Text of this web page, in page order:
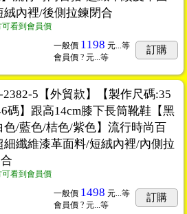
絨內裡/後側拉鍊閉合
可看到會員價
一般價 1198 元...等
會員價 ? 元...等
訂購
2382-5【外貿款】【製作尺碼:35
碼】跟高14cm膝下長筒靴鞋【黑
色/藍色/桔色/紫色】流行時尚百
細纖維漆革面料/短絨內裡/內側拉
可看到會員價
一般價 1498 元...等
會員價 ? 元...等
訂購